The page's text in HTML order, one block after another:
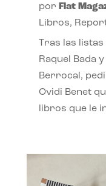
por Flat
Libros,
Tras las
Raquel Bada
Berrocal,
Ovidi Benet
libros que le